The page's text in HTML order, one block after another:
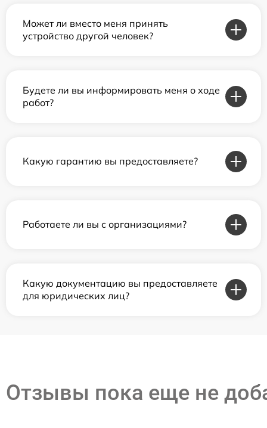
Может ли вместо меня принять
устройство другой человек?
Будете ли вы информировать меня о ходе
работ?
Какую гарантию вы предоставляете?
Работаете ли вы с организациями?
Какую документацию вы предоставляете
для юридических лиц?
Отзывы пока еще не